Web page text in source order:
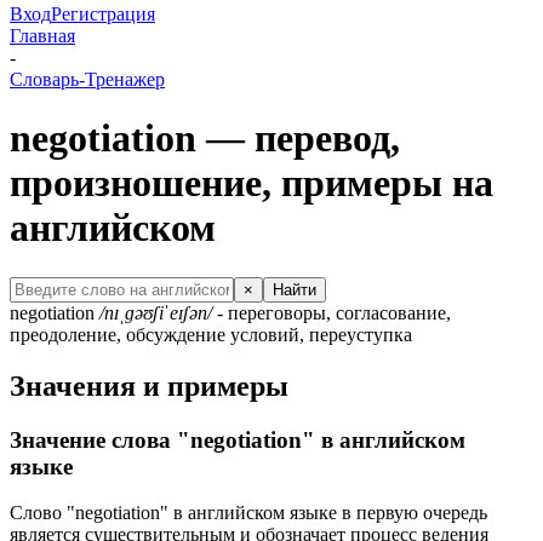
ВходРегистрация
Главная
-
Словарь-Тренажер
negotiation — перевод,
произношение, примеры на
английском
× Найти
negotiation /nɪˌɡəʊʃiˈeɪʃən/- переговоры, согласование,
преодоление, обсуждение условий, переуступка
Значения и примеры
Значение слова "negotiation" в английском
языке
Слово "negotiation" в английском языке в первую очередь
является существительным и обозначает процесс ведения